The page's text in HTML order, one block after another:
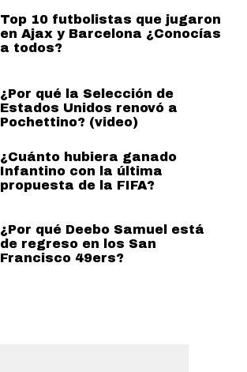
Top 10 futbolistas que jugaron
en Ajax y Barcelona ¿Conocías
a todos?
¿Por qué la Selección de
Estados Unidos renovó a
Pochettino? (video)
¿Cuánto hubiera ganado
Infantino con la última
propuesta de la FIFA?
¿Por qué Deebo Samuel está
de regreso en los San
Francisco 49ers?